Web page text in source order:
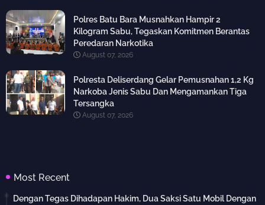
Polres Batu Bara Musnahkan Hampir 2
Kilogram Sabu, Tegaskan Komitmen Berantas
Peredaran Narkotika
August 07, 2026
Polresta Deliserdang Gelar Pemusnahan 1,2 Kg
Narkoba Jenis Sabu Dan Mengamankan Tiga
Tersangka
August 07, 2026
Most Recent
Dengan Tegas Dihadapan Hakim, Dua Saksi Satu Mobil Dengan